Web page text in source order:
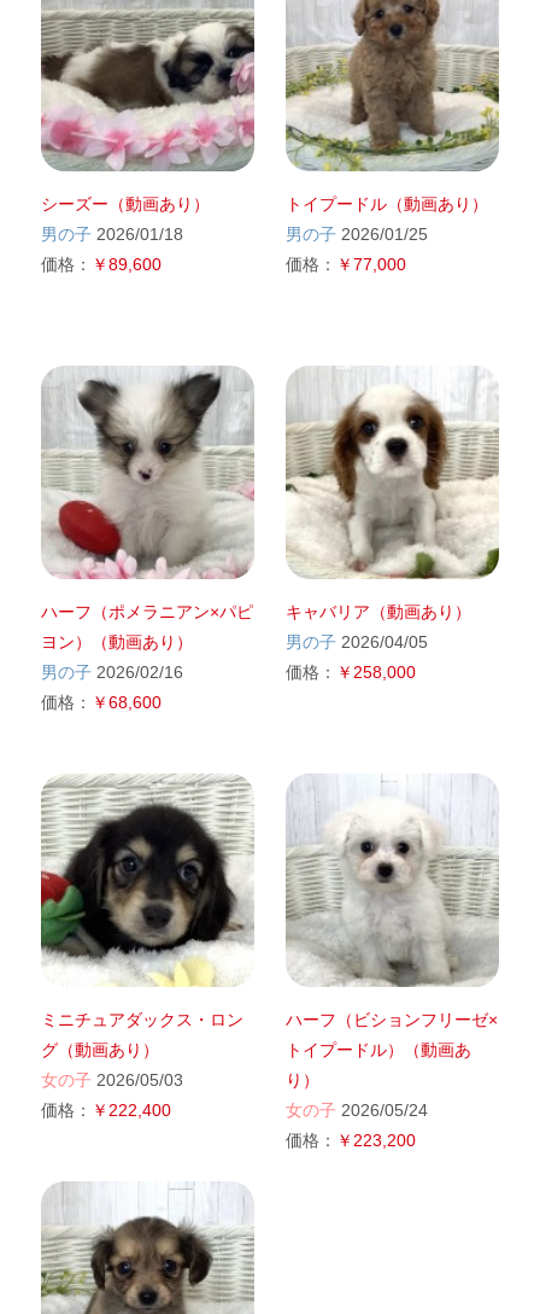
シーズー（動画あり）
男の子2026/01/18
価格： ￥89,600
トイプードル（動画あり）
男の子2026/01/25
価格： ￥77,000
ハーフ（ポメラニアン×パピ
ヨン）（動画あり）
男の子2026/02/16
価格： ￥68,600
キャバリア（動画あり）
男の子2026/04/05
価格： ￥258,000
ミニチュアダックス・ロン
グ（動画あり）
女の子 2026/05/03
価格： ￥222,400
ハーフ（ビションフリーゼ×
トイプードル）（動画あ
り）
女の子 2026/05/24
価格： ￥223,200